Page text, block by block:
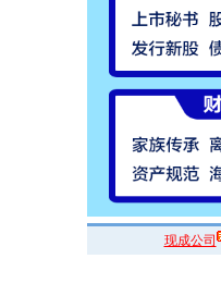
现成公司